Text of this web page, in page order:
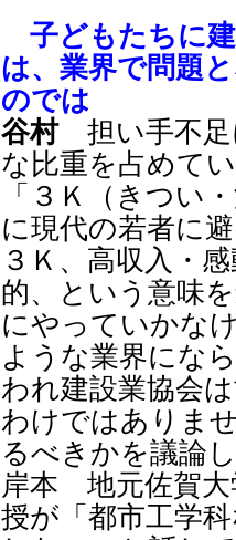
子どもたちに
は、業界で問題
のでは
谷村担い手不足
な比重を占めて
「３Ｋ（きつい
に現代の若者に
３Ｋ、高収入・
的、という意味
にやっていかな
ような業界にな
われ建設業協会
わけではありま
るべきかを議論
岸本 地元佐賀大
授が「都市工学